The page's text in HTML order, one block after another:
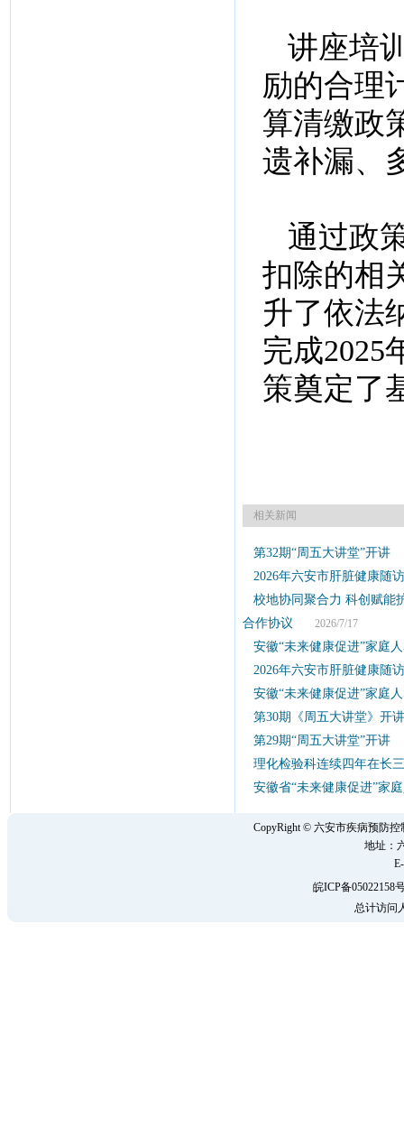
讲座培
励的合理
算清缴政
遗补漏、
通过政
扣除的相
升了依法
完成2025
策奠定了
相关新闻
第32期“周五大讲堂”开讲
2026年六安市肝脏健康随
校地协同聚合力 科创赋能
合作协议 2026/7/17
安徽“未来健康促进”家庭
2026年六安市肝脏健康随
安徽“未来健康促进”家庭
第30期《周五大讲堂》开讲
第29期“周五大讲堂”开讲
理化检验科连续四年在长
安徽省“未来健康促进”家
CopyRight © 六安市疾病预防
地址：
皖ICP备05022158
总计访问